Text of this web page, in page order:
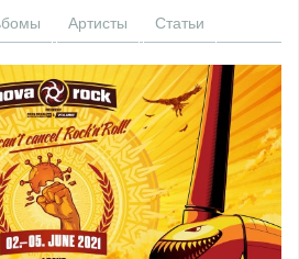
новый сингл и клип «Everybod...
Артисты Статьи